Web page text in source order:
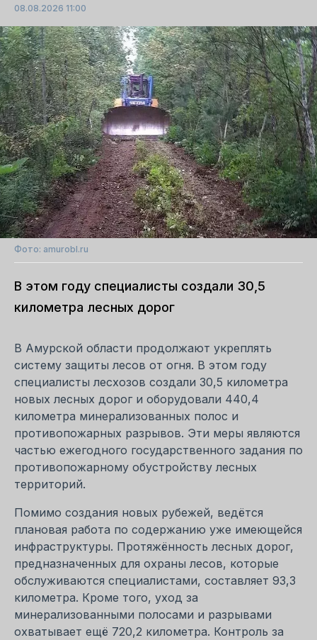
08.08.2026 11:00
Фото: amurobl.ru
В этом году специалисты создали 30,5
километра лесных дорог
В Амурской области продолжают укреплять
систему защиты лесов от огня. В этом году
специалисты лесхозов создали 30,5 километра
новых лесных дорог и оборудовали 440,4
километра минерализованных полос и
противопожарных разрывов. Эти меры являются
частью ежегодного государственного задания по
противопожарному обустройству лесных
территорий.
Помимо создания новых рубежей, ведётся
плановая работа по содержанию уже имеющейся
инфраструктуры. Протяжённость лесных дорог,
предназначенных для охраны лесов, которые
обслуживаются специалистами, составляет 93,3
километра. Кроме того, уход за
минерализованными полосами и разрывами
охватывает ещё 720,2 километра. Контроль за